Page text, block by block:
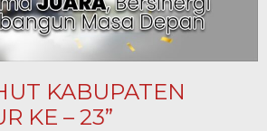
KABUPATEN
KE – 23”